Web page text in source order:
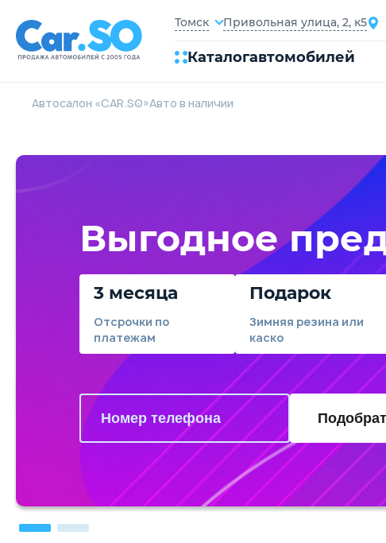
Томск Привольная улица, 2, к5
Каталогавтомобилей
Автосалон «CAR.SO»Авто в наличии
Выгодное
3 месяца
Отсрочки по
платежам
Подарок
Зимняя резина или
каско